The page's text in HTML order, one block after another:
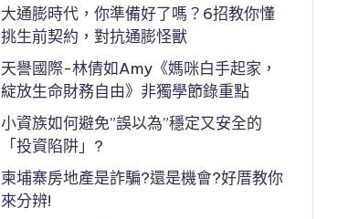
大通膨時代，你準備好了嗎？6招教你懂
挑生前契約，對抗通膨怪獸
天譽國際-林倩如Amy《媽咪白手起家，
綻放生命財務自由》非獨學節錄重點
小資族如何避免”誤以為”穩定又安全的
「投資陷阱」?
柬埔寨房地產是詐騙?還是機會?好厝教你
來分辨!